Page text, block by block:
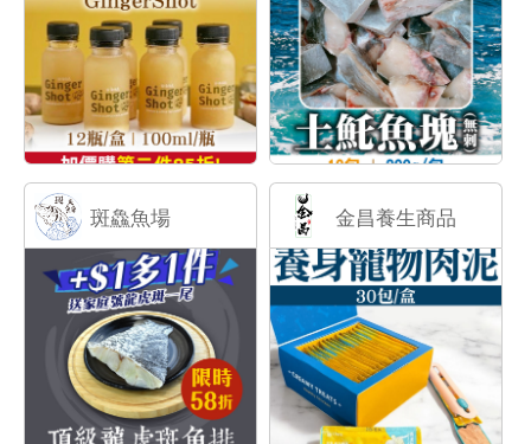
斑鱻魚場 金昌養生商品